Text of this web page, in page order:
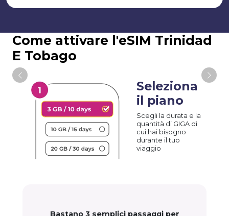
Come attivare l'eSIM Trinidad
E Tobago
Seleziona
il piano
Scegli la durata e la
quantità di GIGA di
cui hai bisogno
durante il tuo
viaggio
Bastano 3 semplici passaggi per